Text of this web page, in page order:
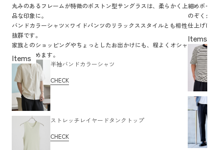
丸みのあるフレームが特徴のボストン型サングラスは、柔らかく上
品な印象に。
バンドカラーシャツ×ワイドパンツのリラックススタイルとも相性
抜群です。
家族とのショッピングやちょっとしたお出かけにも、程よくオシャ
レを楽しめます。
半袖バンドカラーシャツ
CHECK
ストレッチレイヤードタンクトップ
CHECK
細めボー
のぞくグ
仕上げにサ
キマる大